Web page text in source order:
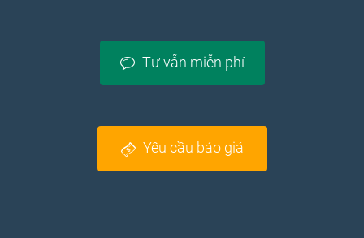
Tư vẫn miễn phí
Yêu cầu báo giá